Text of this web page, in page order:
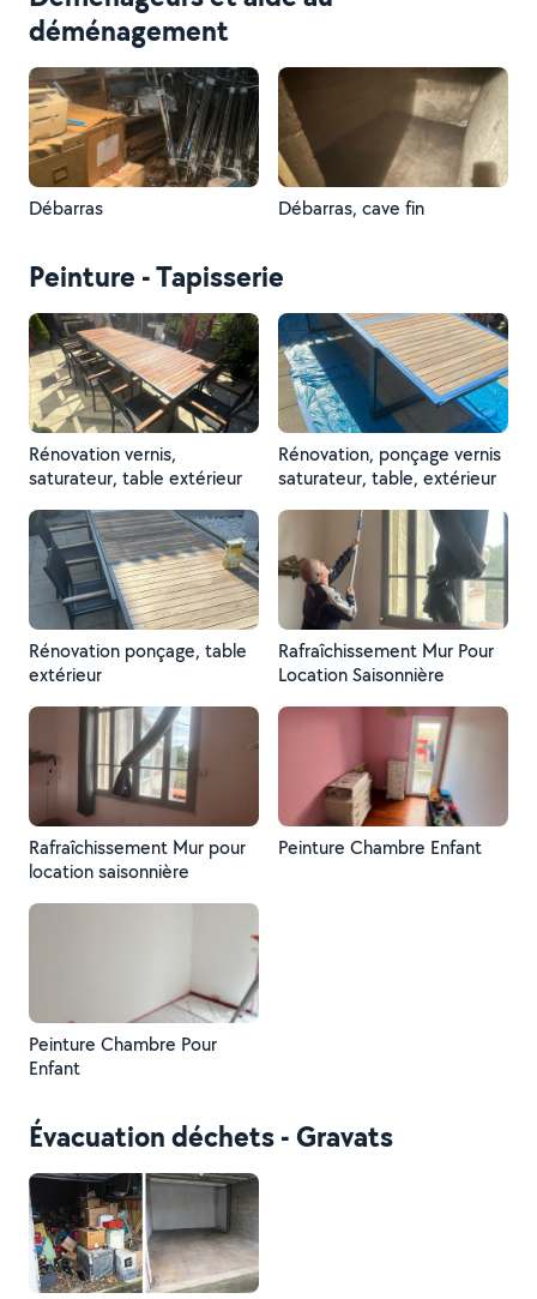
déménagement
Débarras Débarras, cave fin
Peinture - Tapisserie
Rénovation vernis,
saturateur, table extérieur
Rénovation, ponçage vernis
saturateur, table, extérieur
Rénovation ponçage, table
extérieur
Rafraîchissement Mur Pour
Location Saisonnière
Rafraîchissement Mur pour
location saisonnière
Peinture Chambre Enfant
Peinture Chambre Pour
Enfant
Évacuation déchets - Gravats